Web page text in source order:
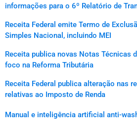
informações para o 6º Relatório de
Receita Federal emite Termo de
Simples Nacional, incluindo MEI
Receita publica novas Notas Técnicas
foco na Reforma Tributária
Receita Federal publica alteração nas
relativas ao Imposto de Renda
Manual e inteligência artificial anti-